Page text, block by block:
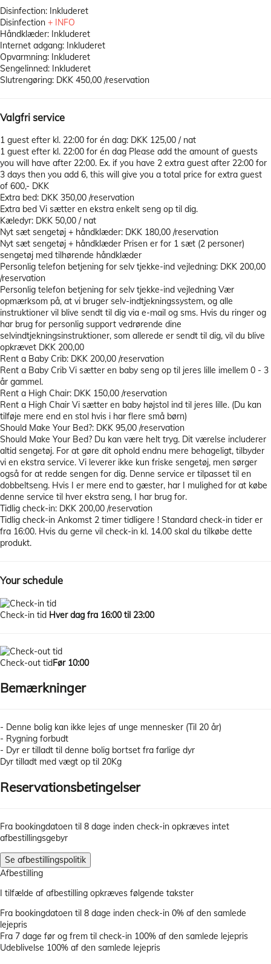
Disinfection: Inkluderet
Disinfection + INFO
Håndklæder: Inkluderet
Internet adgang: Inkluderet
Opvarmning: Inkluderet
Sengelinned: Inkluderet
Slutrengøring: DKK 450,00 /reservation
Valgfri service
1 guest efter kl. 22:00 for én dag: DKK 125,00 / nat
1 guest efter kl. 22:00 for én dag Please add the amount of guests
you will have after 22:00. Ex. if you have 2 extra guest after 22:00 for
3 days then you add 6, this will give you a total price for extra guest
of 600,- DKK
Extra bed: DKK 350,00 /reservation
Extra bed Vi sætter en ekstra enkelt seng op til dig.
Kæledyr: DKK 50,00 / nat
Nyt sæt sengetøj + håndklæder: DKK 180,00 /reservation
Nyt sæt sengetøj + håndklæder Prisen er for 1 sæt (2 personer)
sengetøj med tilhørende håndklæder
Personlig telefon betjening for selv tjekke-ind vejledning: DKK 200,00
/reservation
Personlig telefon betjening for selv tjekke-ind vejledning Vær
opmærksom på, at vi bruger selv-indtjekningssystem, og alle
instruktioner vil blive sendt til dig via e-mail og sms. Hvis du ringer og
har brug for personlig support vedrørende dine
selvindtjekningsinstruktioner, som allerede er sendt til dig, vil du blive
opkrævet DKK 200,00
Rent a Baby Crib: DKK 200,00 /reservation
Rent a Baby Crib Vi sætter en baby seng op til jeres lille imellem 0 - 3
år gammel.
Rent a High Chair: DKK 150,00 /reservation
Rent a High Chair Vi sætter en baby højstol ind til jeres lille. (Du kan
tilføje mere end en stol hvis i har flere små børn)
Should Make Your Bed?: DKK 95,00 /reservation
Should Make Your Bed? Du kan være helt tryg. Dit værelse includerer
altid sengetøj. For at gøre dit ophold endnu mere behageligt, tilbyder
vi en ekstra service. Vi leverer ikke kun friske sengetøj, men sørger
også for at redde sengen for dig. Denne service er tilpasset til en
dobbeltseng. Hvis I er mere end to gæster, har I mulighed for at købe
denne service til hver ekstra seng, I har brug for.
Tidlig check-in: DKK 200,00 /reservation
Tidlig check-in Ankomst 2 timer tidligere ! Standard check-in tider er
fra 16:00. Hvis du gerne vil check-in kl. 14.00 skal du tilkøbe dette
produkt.
Your schedule
Check-in tid Hver dag fra 16:00 til 23:00
Check-out tidFør 10:00
Bemærkninger
- Denne bolig kan ikke lejes af unge mennesker (Til 20 år)
- Rygning forbudt
- Dyr er tilladt til denne bolig bortset fra farlige dyr
Dyr tilladt med vægt op til 20Kg
Reservationsbetingelser
Fra bookingdatoen til 8 dage inden check-in opkræves intet
afbestillingsgebyr
Se afbestillingspolitik
Afbestilling
I tilfælde af afbestilling opkræves følgende takster
Fra bookingdatoen til 8 dage inden check-in 0% af den samlede
lejepris
Fra 7 dage før og frem til check-in 100% af den samlede lejepris
Udeblivelse 100% af den samlede lejepris